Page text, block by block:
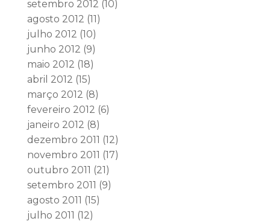
setembro 2012 (10)
agosto 2012 (11)
julho 2012 (10)
junho 2012 (9)
maio 2012 (18)
abril 2012 (15)
março 2012 (8)
fevereiro 2012 (6)
janeiro 2012 (8)
dezembro 2011 (12)
novembro 2011 (17)
outubro 2011 (21)
setembro 2011 (9)
agosto 2011 (15)
julho 2011 (12)